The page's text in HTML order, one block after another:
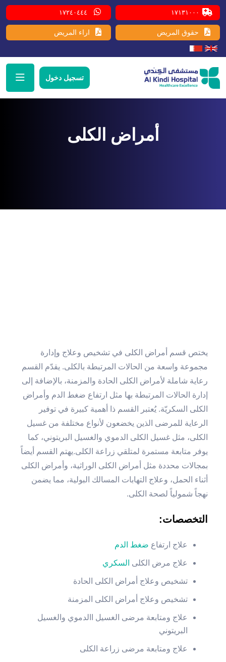
١٧١٣١٠٠٠ ١٧٢٤٠٤٤٤
حقوق المريض اراء المريض
تسجيل دخول
أمراض الكلى
يختص قسم أمراض الكلى في تشخيص وعلاج وإدارة
مجموعة واسعة من الحالات المرتبطة بالكلى. يقدّم القسم
رعاية شاملة لأمراض الكلى الحادة والمزمنة، بالإضافة إلى
إدارة الحالات المرتبطة بها مثل ارتفاع ضغط الدم وأمراض
الكلى السكريّة. يُعتبر القسم ذا أهمية كبيرة في توفير
الرعاية للمرضى الذين يخضعون لأنواع مختلفة من غسيل
الكلى، مثل غسيل الكلى الدموي والغسيل البريتوني، كما
يوفر متابعة مستمرة لمتلقي زراعة الكلى.يهتم القسم أيضاً
بمجالات محددة مثل أمراض الكلى الوراثية، وأمراض الكلى
أثناء الحمل، وعلاج التهابات المسالك البولية، مما يضمن
نهجاً شمولياً لصحة الكلى.
التخصصات:
علاج ارتفاع ضغط الدم
علاج مرض الكلى السكري
تشخيص وعلاج أمراض الكلى الحادة
تشخيص وعلاج أمراض الكلى المزمنة
علاج ومتابعة مرضى الغسيل االدموي والغسيل
البريتوني
علاج ومتابعة مرضى زراعة الكلى